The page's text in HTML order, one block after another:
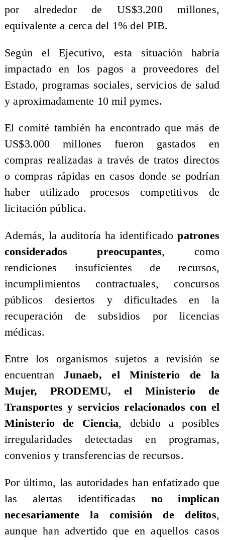
por alrededor de US$3.200 millones,
equivalente a cerca del 1% del PIB.
Según el Ejecutivo, esta situación habría
impactado en los pagos a proveedores del
Estado, programas sociales, servicios de salud
y aproximadamente 10 mil pymes.
El comité también ha encontrado que más de
US$3.000 millones fueron gastados en
compras realizadas a través de tratos directos
o compras rápidas en casos donde se podrían
haber utilizado procesos competitivos de
licitación pública.
Además, la auditoría ha identificadopatrones
considerados preocupantes, como
rendiciones insuficientes de recursos,
incumplimientos contractuales, concursos
públicos desiertos y dificultades en la
recuperación de subsidios por licencias
médicas.
Entre los organismos sujetos a revisión se
encuentran Junaeb, el Ministerio de la
Mujer, PRODEMU, el Ministerio de
Transportes y servicios relacionados con el
Ministerio de Ciencia, debido a posibles
irregularidades detectadas en programas,
convenios y transferencias de recursos.
Por último, las autoridades han enfatizado que
las alertas identificadas no implican
necesariamente la comisión de delitos,
aunque han advertido que en aquellos casos